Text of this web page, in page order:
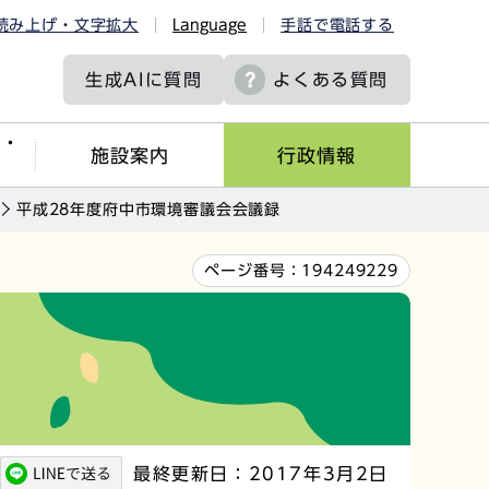
み上げ・文字拡大 Language 手話で電話する
生成AIに質問 よくある質問
施設案内 行政情報
平成28年度府中市環境審議会会議録
ページ番号： 194249229
最終更新日：2017年3月2日